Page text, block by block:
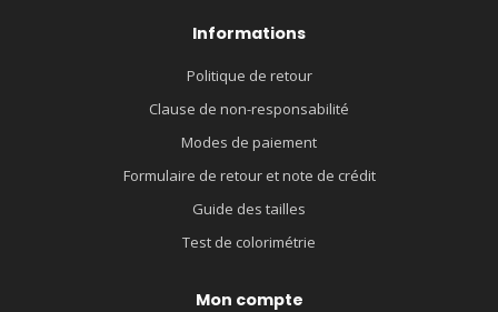
Informations
Politique de retour
Clause de non-responsabilité
Modes de paiement
Formulaire de retour et note de crédit
Guide des tailles
Test de colorimétrie
Mon compte